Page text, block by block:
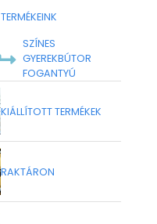
TERMÉKEINK
SZÍNES
GYEREKBÚTOR
FOGANTYÚ
KIÁLLÍTOTT TERMÉKEK
RAKTÁRON